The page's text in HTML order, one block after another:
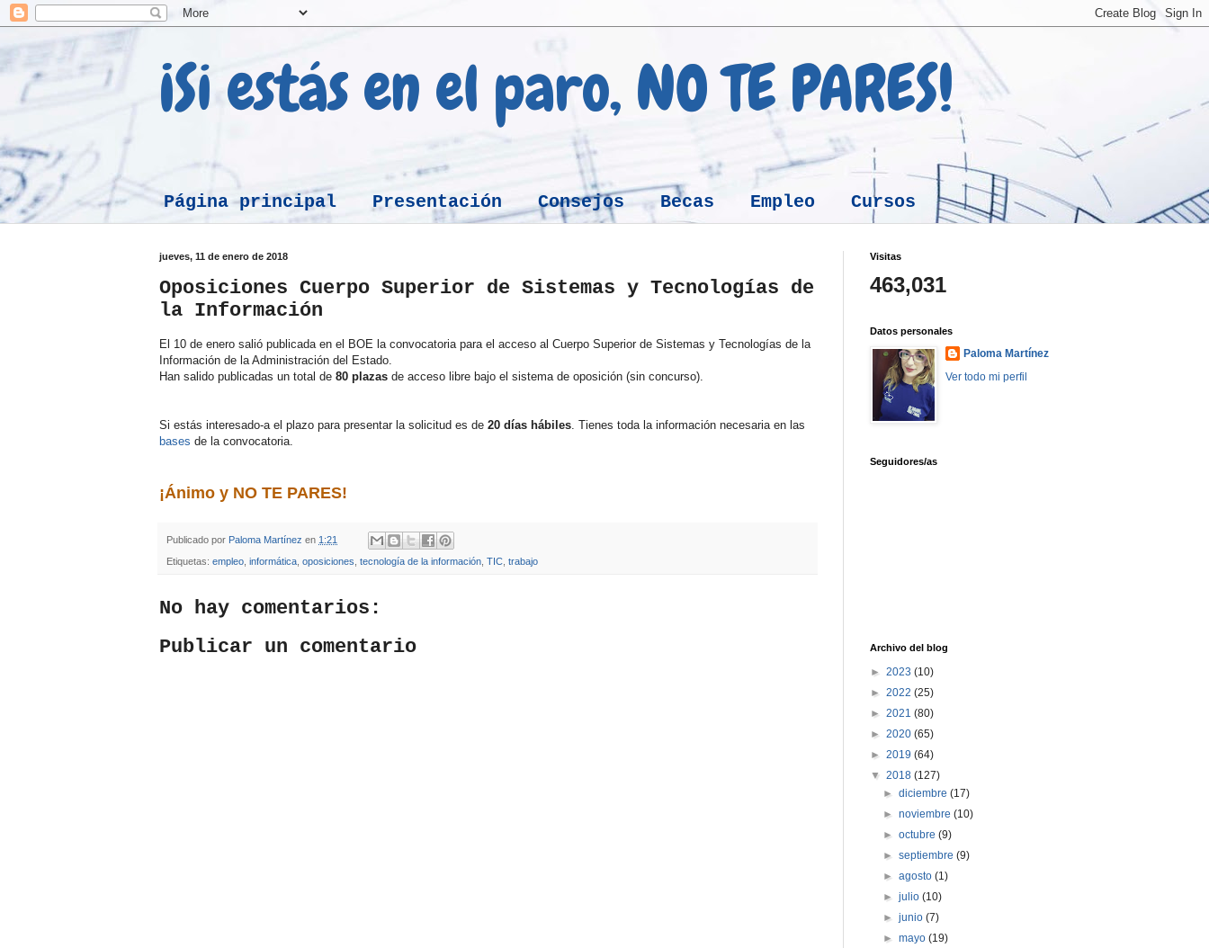
¡Si estás en el paro, NO TE PARES!
Página principal Presentación Consejos Becas Empleo Cursos
jueves, 11 de enero de 2018
Oposiciones Cuerpo Superior de Sistemas y Tecnologías de
la Información
El 10 de enero salió publicada en el BOE la convocatoria para el acceso al Cuerpo Superior de Sistemas y Tecnologías de la
Información de la Administración del Estado.
Han salido publicadas un total de 80 plazas de acceso libre bajo el sistema de oposición (sin concurso).
Si estás interesado-a el plazo para presentar la solicitud es de 20 días hábiles . Tienes toda la información necesaria en las
bases de la convocatoria.
¡Ánimo y NO TE PARES!
Publicado por Paloma Martínez en 1:21
Etiquetas: empleo informática oposiciones tecnología de la información TIC trabajo
No hay comentarios:
Publicar un comentario
Visitas
463,031
Datos personales
Paloma Martínez
Ver todo mi perfil
Seguidores/as
Archivo del blog
► 2023 (10)
► 2022 (25)
► 2021 (80)
► 2020 (65)
► 2019 (64)
▼ 2018 (127)
►diciembre(17)
►noviembre(10)
►octubre(9)
►septiembre(9)
►agosto(1)
►julio(10)
►junio(7)
►mayo(19)